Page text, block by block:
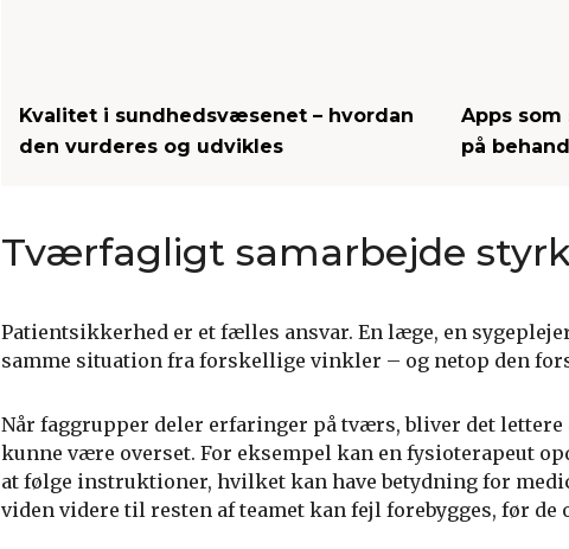
Kvalitet i sundhedsvæsenet – hvordan
den vurderes og udvikles
Apps
på
Tværfagligt samarbejde
Patientsikkerhed er et fælles ansvar. En læge, en
samme situation fra forskellige vinkler – og netop den
Når faggrupper deler erfaringer på tværs, bliver det
kunne være overset. For eksempel kan en fysioterapeut
at følge instruktioner, hvilket kan have betydning for
viden videre til resten af teamet kan fejl forebygges, før de